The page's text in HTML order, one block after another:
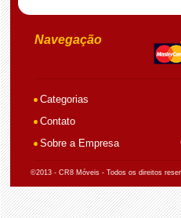
Navegação
Categorias
Contato
Sobre a Empresa
©2013 - CR8 Móveis - Todos os direitos